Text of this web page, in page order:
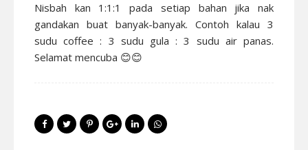
Nisbah kan 1:1:1 pada setiap bahan jika nak
gandakan buat banyak-banyak. Contoh kalau 3
sudu coffee : 3 sudu gula : 3 sudu air panas.
Selamat mencuba 😊😊